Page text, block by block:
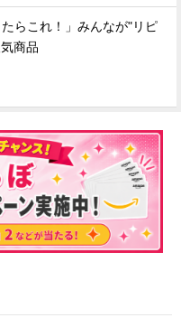
たらこれ！」みんなが"リピ
商品